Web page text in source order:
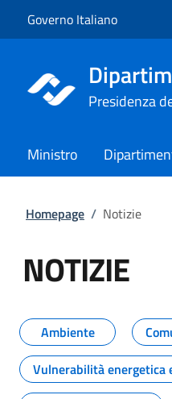
Governo Italiano
Presidenza
Ministro
Homepage / Notizie
NOTIZIE
Tutti iAmbiente
Vulnerabilità